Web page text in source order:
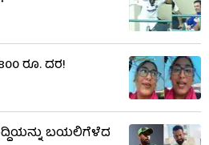
ರೂ. ದರ!
ಬಯಲಿಗೆಳೆದ